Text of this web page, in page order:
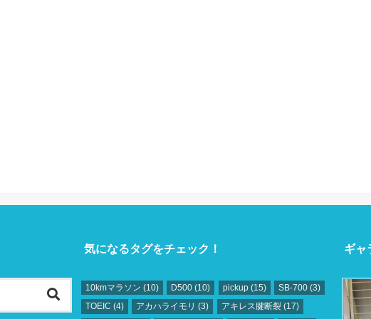
気になるタグをチェック！
10kmマラソン (10) D500 (10) pickup(15) SB‐700(3)
TOEIC (4) アカハライモリ (3) アキレス腱断裂(17)
ギャ